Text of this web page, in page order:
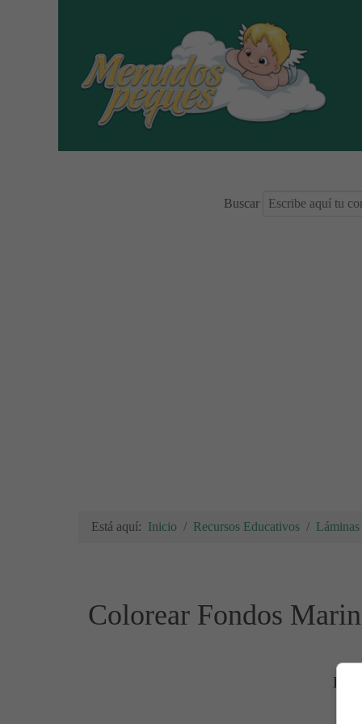
Buscar
Está aquí: Inicio Recursos Educativos
Colorear Fondos